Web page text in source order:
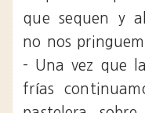
que sequen y
no nos
- Una vez que
frías